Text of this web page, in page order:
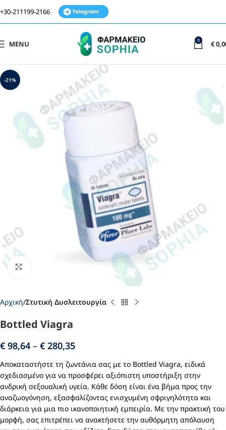
+30-211199-2166
MENU 0 €
-21%
Αρχική Στυτική Δυσλειτουργία
Bottled Viagra
€ 98,64 – € 280,35
Αποκαταστήστε τη ζωντάνια σας με το Bottled Viagra, ειδικά
σχεδιασμένο για να προσφέρει αξιόπιστη υποστήριξη στην
ανδρική σεξουαλική υγεία. Κάθε δόση είναι ένα βήμα προς την
αναζωογόνηση, εξασφαλίζοντας ενισχυμένη σφριγηλότητα και
διάρκεια για μια πιο ικανοποιητική εμπειρία. Με την πρακτική του
μορφή, σας επιτρέπει να ανακτήσετε την αυθόρμητη απόλαυση